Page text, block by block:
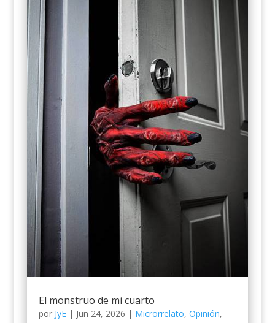
El monstruo de mi cuarto
por JyE| Jun 24, 2026 | Microrrelato, Opinión,